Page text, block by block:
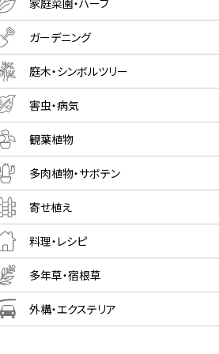
家庭菜園・ハーブ
ガーデニング
庭木・シンボルツリー
害虫・病気
観葉植物
多肉植物・サボテン
寄せ植え
料理・レシピ
多年草・宿根草
外構・エクステリア